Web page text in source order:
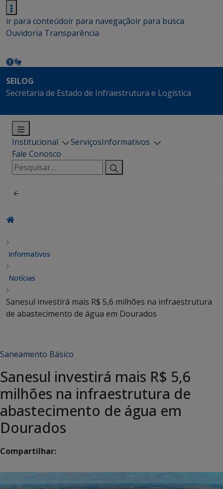
ir para conteúdoir para navegaçãoir para busca
Ouvidoria Transparência
SEILOG
Secretaria de Estado de Infraestrutura e Logística
Institucional ServiçosInformativos
Fale Conosco
Pesquisar
por:
Informativos
Notícias
Sanesul investirá mais R$ 5,6 milhões na infraestrutura
de abastecimento de água em Dourados
Saneamento Básico
Sanesul investirá mais R$ 5,6
milhões na infraestrutura de
abastecimento de água em
Dourados
Compartilhar: